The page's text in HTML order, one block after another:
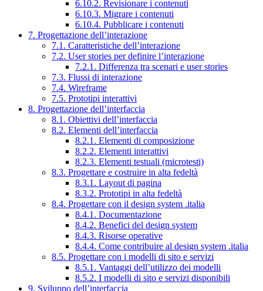
6.10.2. Revisionare i contenuti
6.10.3. Migrare i contenuti
6.10.4. Pubblicare i contenuti
7. Progettazione dell’interazione
7.1. Caratteristiche dell’interazione
7.2. User stories per definire l’interazione
7.2.1. Differenza tra scenari e user stories
7.3. Flussi di interazione
7.4. Wireframe
7.5. Prototipi interattivi
8. Progettazione dell’interfaccia
8.1. Obiettivi dell’interfaccia
8.2. Elementi dell’interfaccia
8.2.1. Elementi di composizione
8.2.2. Elementi interattivi
8.2.3. Elementi testuali (microtesti)
8.3. Progettare e costruire in alta fedeltà
8.3.1. Layout di pagina
8.3.2. Prototipi in alta fedeltà
8.4. Progettare con il design system .italia
8.4.1. Documentazione
8.4.2. Benefici del design system
8.4.3. Risorse operative
8.4.4. Come contribuire al design system .italia
8.5. Progettare con i modelli di sito e servizi
8.5.1. Vantaggi dell’utilizzo dei modelli
8.5.2. I modelli di sito e servizi disponibili
9. Sviluppo dell’interfaccia